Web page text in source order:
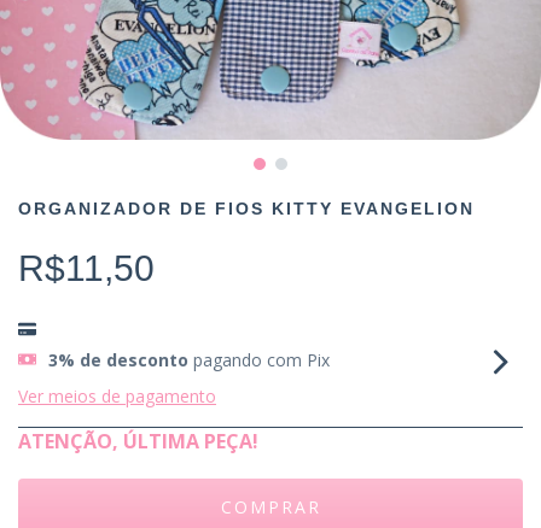
ORGANIZADOR DE FIOS KITTY EVANGELION
R$11,50
3% de desconto pagando com Pix
Ver meios de pagamento
ATENÇÃO, ÚLTIMA PEÇA!